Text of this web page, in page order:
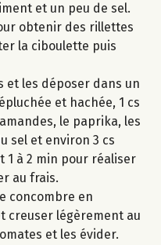
et un peu de sel.
obtenir des rillettes
la ciboulette puis
et les déposer dans un
et hachée, 1 cs
le paprika, les
sel et environ 3 cs
1 à 2 min pour réaliser
au frais.
concombre en
creuser légèrement au
et les évider.